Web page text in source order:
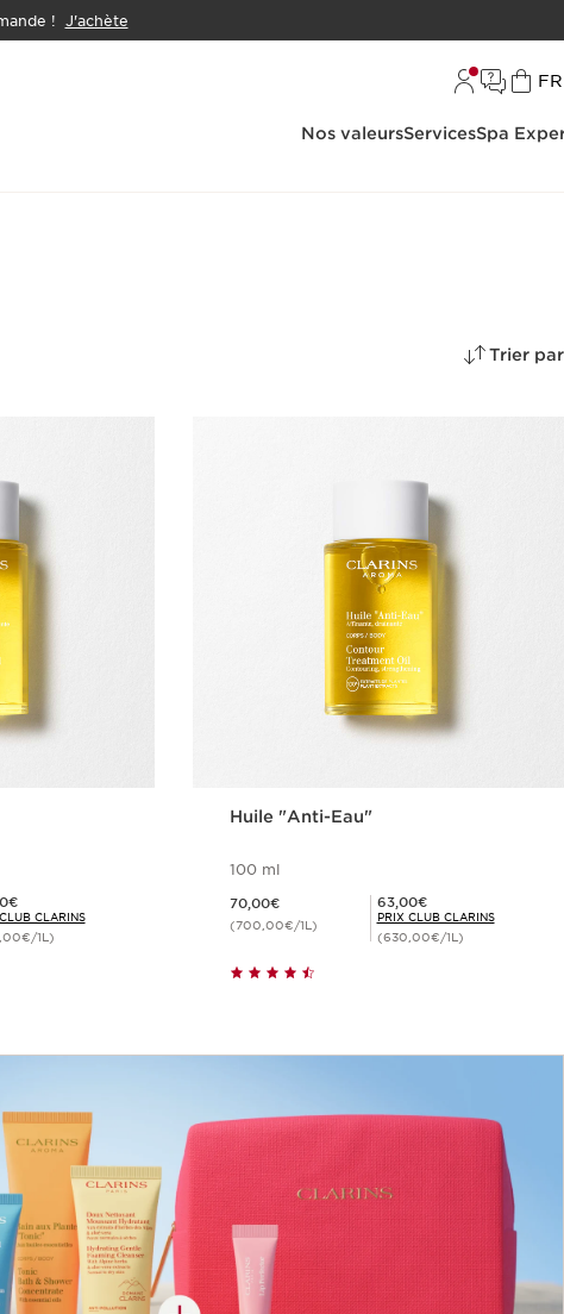
! J'achète
FR
Nos valeursServicesSpa
Trier par
63,00€
CLARINS
1L)
Huile "Anti-Eau"
100 ml
70,00€
(700,00€/1L)
Prix Club Clarins 63,00€
63,00€
PRIX CLUB CLARINS
(630,00€/1L)